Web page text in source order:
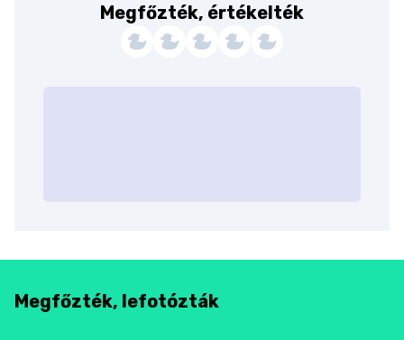
Megfőzték, értékelték
Megfőzték, lefotózták